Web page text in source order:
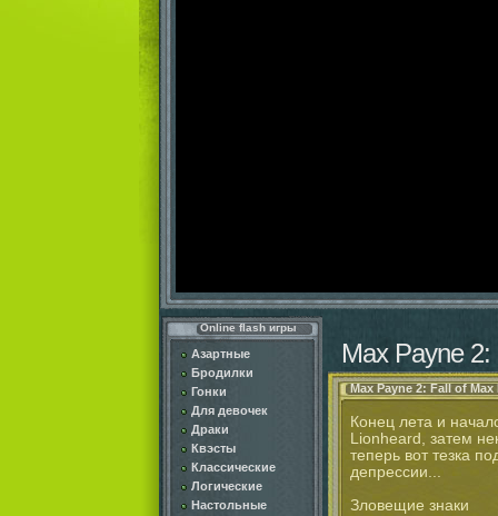
Online flash игры
Азартные
Бродилки
Гонки
Для девочек
Драки
Квэсты
Классические
Логические
Настольные
Max Payne
Max Payne 2: Fall of Max
Конец лета и
Lionheard, затем
теперь вот тезка
депрессии...
Зловещие знаки